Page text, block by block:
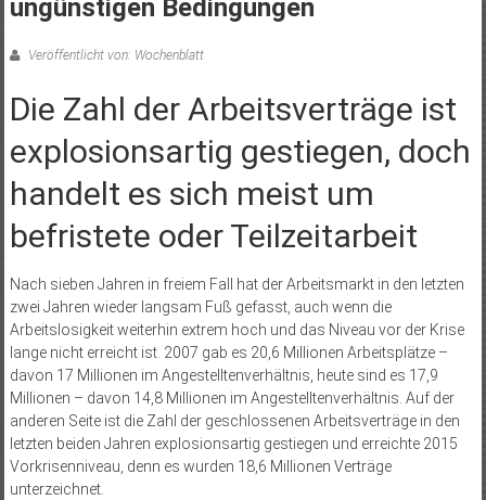
ungünstigen Bedingungen
Veröffentlicht von: Wochenblatt
Die Zahl der Arbeitsverträge ist
explosionsartig gestiegen, doch
handelt es sich meist um
befristete oder Teilzeitarbeit
Nach sieben Jahren in freiem Fall hat der Arbeitsmarkt in den letzten
zwei Jahren wieder langsam Fuß gefasst, auch wenn die
Arbeitslosigkeit weiterhin extrem hoch und das Niveau vor der Krise
lange nicht erreicht ist. 2007 gab es 20,6 Millionen Arbeitsplätze –
davon 17 Millionen im Angestelltenverhältnis, heute sind es 17,9
Millionen – davon 14,8 Millionen im Angestelltenverhältnis. Auf der
anderen Seite ist die Zahl der geschlossenen Arbeitsverträge in den
letzten beiden Jahren explosionsartig gestiegen und erreichte 2015
Vorkrisenniveau, denn es wurden 18,6 Millionen Verträge
unterzeichnet.